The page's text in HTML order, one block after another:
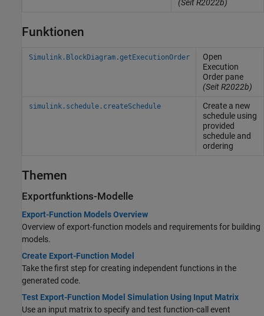
(Seit R2022b)
Funktionen
Simulink.BlockDiagram.getExecutionOrder
Open
Execution
Order pane
(Seit R2022b)
simulink.schedule.createSchedule
Create a new
schedule using
provided
schedule and
ordering
Themen
Exportfunktions-Modelle
Export-Function Models Overview
Overview of export-function models and requirements for building
models.
Create Export-Function Model
Take the first step for creating independent functions in the
generated code.
Test Export-Function Model Simulation Using Input Matrix
Use an input matrix to specify and test function-call event